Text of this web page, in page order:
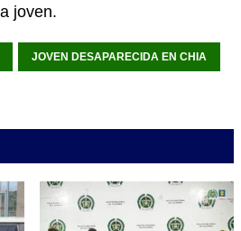
joven.
JOVEN DESAPARECIDA EN CHIA